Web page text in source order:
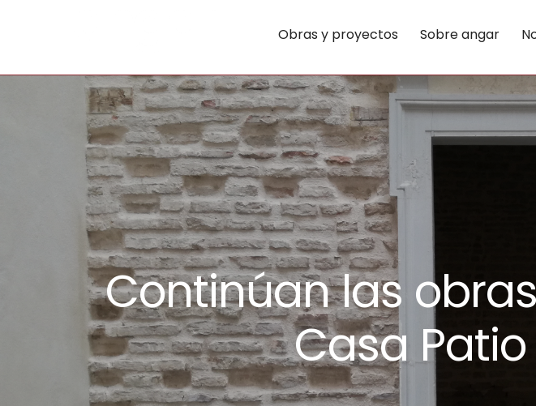
Obras y proyectos Sobre angar
Continúan las
Casa Patio